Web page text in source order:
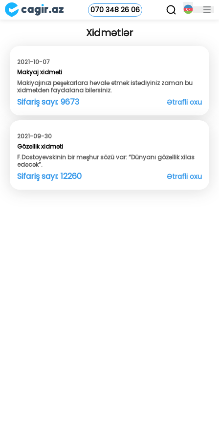
070 348 26 06
Xidmətlər
2021-10-07
Makyaj xidməti
Makiyajınızı peşəkarlara həvalə etmək istədiyiniz zaman bu
xidmətdən faydalana bilərsiniz.
Sifariş sayı: 9673 Ətrafli oxu
2021-09-30
Gözəllik xidməti
F.Dostoyevskinin bir məşhur sözü var: “Dünyanı gözəllik xilas
edəcək”.
Sifariş sayı: 12260 Ətrafli oxu